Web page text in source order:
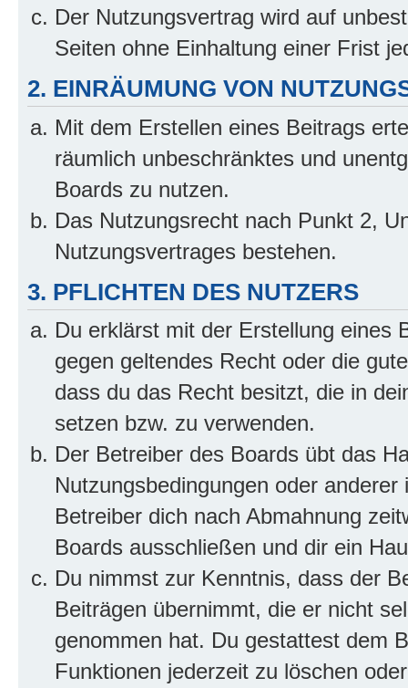
Der Nutzungsvertrag wird auf
Seiten ohne Einhaltung einer Frist
2. EINRÄUMUNG VON
Mit dem Erstellen eines Beitrags
räumlich unbeschränktes und
Boards zu nutzen.
Das Nutzungsrecht nach Punkt 2,
Nutzungsvertrages bestehen.
3. PFLICHTEN DES NUTZERS
Du erklärst mit der Erstellung eines
gegen geltendes Recht oder die
dass du das Recht besitzt, die in
setzen bzw. zu verwenden.
Der Betreiber des Boards übt das
Nutzungsbedingungen oder
Betreiber dich nach Abmahnung
Boards ausschließen und dir ein
Du nimmst zur Kenntnis, dass der
Beiträgen übernimmt, die er nicht
genommen hat. Du gestattest dem
Funktionen jederzeit zu löschen